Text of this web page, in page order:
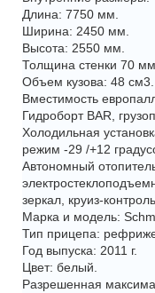
Длина: 7750 мм.
Ширина: 2450 мм.
Высота: 2550 мм.
Толщина стенки 70 мм.
Объем кузова: 48 см3.
Вместимость
Гидроборт BAR,
Холодильная
режим -29 /+12
Автономный
зеркал, круиз-
Марка и модель:
Тип прицепа:
Год выпуска: 2011 г.
Цвет: белый.
Разрешенная